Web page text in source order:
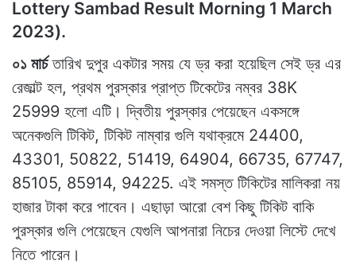
Lottery Sambad Result Morning 1 March
2023).
০১ মার্চতারিখ দুপুর একটার সময় যে ড্র করা হয়েছিল সেই ড্র এর
রেজাল্ট হল, প্রথম পুরস্কার প্রাপ্ত টিকেটের নম্বর 38K
25999 হলো এটি। দ্বিতীয় পুরস্কার পেয়েছেন একসঙ্গে
অনেকগুলি টিকিট, টিকিট নাম্বার গুলি যথাক্রমে 24400,
43301, 50822, 51419, 64904, 66735, 67747,
85105, 85914, 94225. এই সমস্ত টিকিটের মালিকরা নয়
হাজার টাকা করে পাবেন। এছাড়া আরো বেশ কিছু টিকিট বাকি
পুরস্কার গুলি পেয়েছেন যেগুলি আপনারা নিচের দেওয়া লিস্টে দেখে
নিতে পারেন।